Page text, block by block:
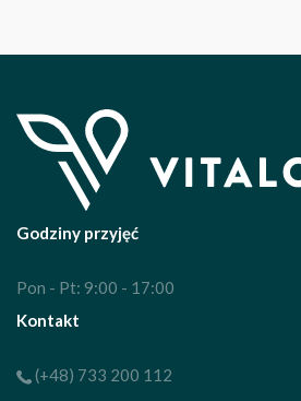
Godziny przyjęć
Pon - Pt: 9:00 - 17:00
Kontakt
(+48) 733 200 112